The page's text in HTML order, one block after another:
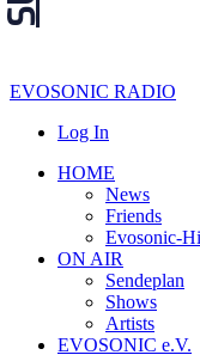
EVOSONIC RADIO
Log In
HOME
News
Friends
Evosonic-
ON AIR
Sendeplan
Shows
Artists
EVOSONIC e.V.